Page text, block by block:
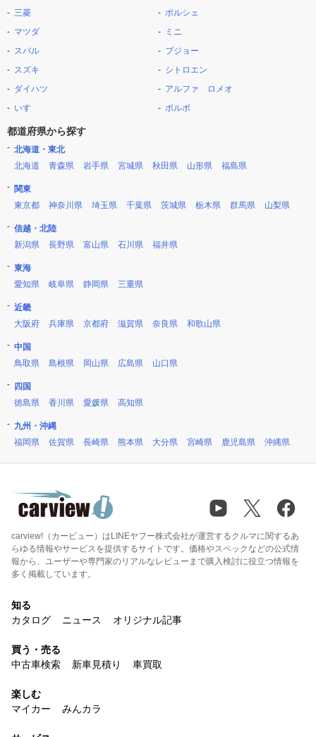
三菱
マツダ
スバル
スズキ
ダイハツ
いすゞ
ポルシェ
ミニ
プジョー
シトロエン
アルファ ロメオ
ボルボ
都道府県から探す
北海道・東北
北海道
青森県 岩手県 宮城県 秋田県 山形県 福島県
関東
東京都
神奈川県 埼玉県 千葉県 茨城県 栃木県 群馬県 山梨県
信越・北陸
新潟県
長野県 富山県 石川県 福井県
東海
愛知県
岐阜県 静岡県 三重県
近畿
大阪府
兵庫県 京都府 滋賀県 奈良県 和歌山県
中国
鳥取県
島根県 岡山県 広島県 山口県
四国
徳島県
香川県 愛媛県 高知県
九州・沖縄
福岡県
佐賀県 長崎県 熊本県 大分県 宮崎県 鹿児島県 沖縄県
carview!（カービュー）はLINEヤフー株式会社が運営するクルマに関するあ
らゆる情報やサービスを提供するサイトです。価格やスペックなどの公式情
報から、ユーザーや専門家のリアルなレビューまで購入検討に役立つ情報を
多く掲載しています。
知る
カタログ
ニュース オリジナル記事
買う・売る
中古車検索
新車見積り 車買取
楽しむ
マイカー
みんカラ